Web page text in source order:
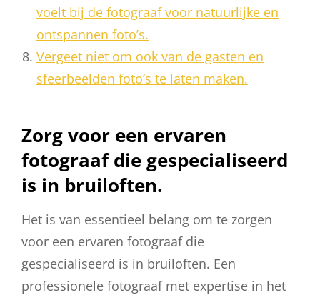
voelt bij de fotograaf voor natuurlijke en
ontspannen foto’s.
Vergeet niet om ook van de gasten en
sfeerbeelden foto’s te laten maken.
Zorg voor een ervaren
fotograaf die gespecialiseerd
is in bruiloften.
Het is van essentieel belang om te zorgen
voor een ervaren fotograaf die
gespecialiseerd is in bruiloften. Een
professionele fotograaf met expertise in het